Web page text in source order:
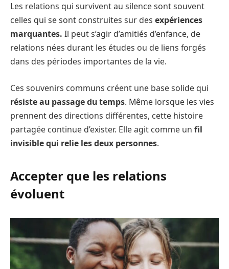
Les relations qui survivent au silence sont souvent
celles qui se sont construites sur des expériences
marquantes. Il peut s’agir d’amitiés d’enfance, de
relations nées durant les études ou de liens forgés
dans des périodes importantes de la vie.
Ces souvenirs communs créent une base solide qui
résiste au passage du temps. Même lorsque les vies
prennent des directions différentes, cette histoire
partagée continue d’exister. Elle agit comme un fil
invisible qui relie les deux personnes.
Accepter que les relations
évoluent